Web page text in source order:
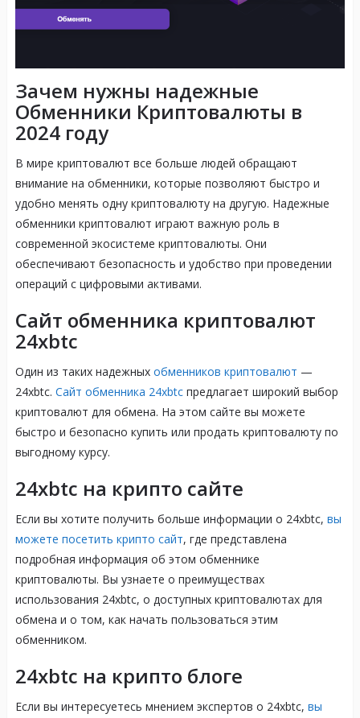
Зачем нужны надежные
Обменники Криптовалюты в
2024 году
В мире криптовалют все больше людей обращают
внимание на обменники, которые позволяют быстро и
удобно менять одну криптовалюту на другую. Надежные
обменники криптовалют играют важную роль в
современной экосистеме криптовалюты. Они
обеспечивают безопасность и удобство при проведении
операций с цифровыми активами.
Сайт обменника криптовалют
24xbtc
Один из таких надежных обменников криптовалют —
24xbtc. Сайт обменника 24xbtcпредлагает широкий выбор
криптовалют для обмена. На этом сайте вы можете
быстро и безопасно купить или продать криптовалюту по
выгодному курсу.
24xbtc на крипто сайте
Если вы хотите получить больше информации о 24xbtc, вы
можете посетить крипто сайт, где представлена
подробная информация об этом обменнике
криптовалюты. Вы узнаете о преимуществах
использования 24xbtc, о доступных криптовалютах для
обмена и о том, как начать пользоваться этим
обменником.
24xbtc на крипто блоге
Если вы интересуетесь мнением экспертов о 24xbtc, вы